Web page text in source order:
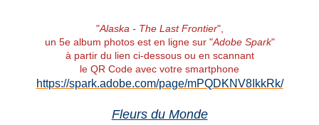
"Alaska - The Last Frontier",
un 5e album photos est en ligne sur "Adobe Spark"
à partir du lien ci-dessous ou en scannant
le QR Code avec votre smartphone
https://spark.adobe.com/page/mPQDKNV8IkkRk/
Fleurs du Monde